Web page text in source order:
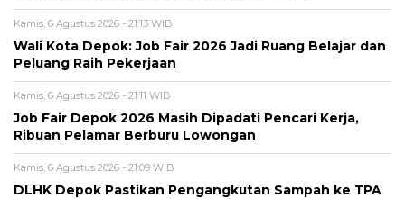
Kamis, 6 Agustus 2026 - 21:13 WIB
Wali Kota Depok: Job Fair 2026 Jadi Ruang Belajar dan
Peluang Raih Pekerjaan
Kamis, 6 Agustus 2026 - 21:11 WIB
Job Fair Depok 2026 Masih Dipadati Pencari Kerja,
Ribuan Pelamar Berburu Lowongan
Kamis, 6 Agustus 2026 - 21:09 WIB
DLHK Depok Pastikan Pengangkutan Sampah ke TPA